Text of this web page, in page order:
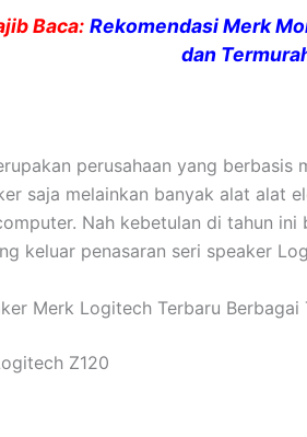
Baca: Rekomendasi Merk
dan
perusahaan yang berbasis
saja melainkan banyak alat alat
Nah kebetulan di tahun
keluar penasaran seri speaker
Merk Logitech Terbaru Berbagai
Z120